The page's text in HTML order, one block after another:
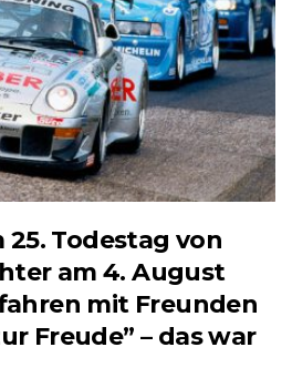
Todestag von
am 4. August
mit Freunden
Freude” – das war